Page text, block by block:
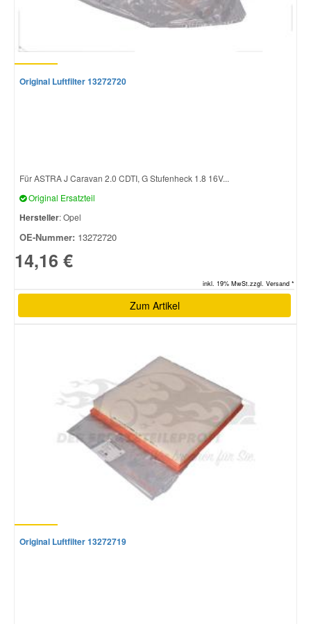
Original Luftfilter 13272720
Für ASTRA J Caravan 2.0 CDTI, G Stufenheck 1.8 16V...
Original Ersatzteil
Hersteller: Opel
OE-Nummer: 13272720
14,16 €
inkl. 19% MwSt.zzgl. Versand *
Zum Artikel
Original Luftfilter 13272719